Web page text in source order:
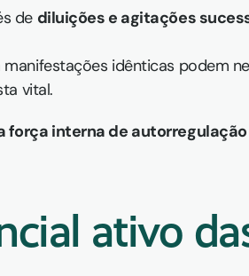
de diluições e agitações
manifestações idênticas podem
vital.
força interna de autorregulação
ativo